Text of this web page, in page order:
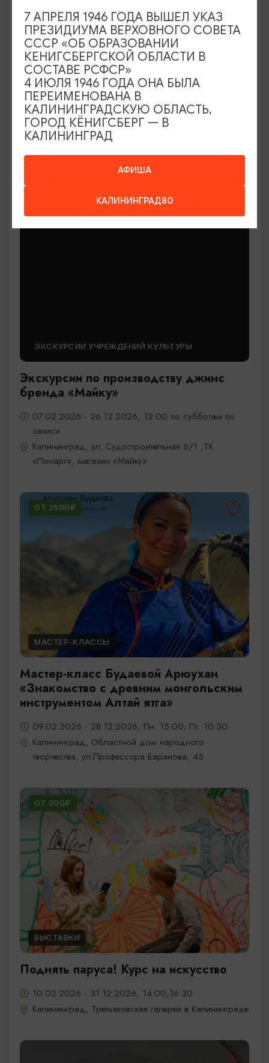
МАСТЕР-КЛАССЫ
Мастер-классы по керамике Елены
Бодяковой
Калининград, ул. Баранова, 45
ЭКСКУРСИИ УЧРЕЖДЕНИЙ КУЛЬТУРЫ
Экскурсии по производству джинс
бренда «Майку»
07.02.2026 - 26.12.2026, 12:00 по субботам по
записи
Калининград, ул. Судостроительная 6/1 ,ТК
«Понарт», магазин «Майку»
ОТ 2500₽
МАСТЕР-КЛАССЫ
Мастер-класс Будаевой Арюухан
«Знакомство с древним монгольским
инструментом Алтай ятга»
09.02.2026 - 28.12.2026, Пн. 15:00; Пт. 10:30
Калининград, Областной дом народного
творчества, ул.Профессора Баранова, 45
ОТ 200₽
ВЫСТАВКИ
Поднять паруса! Курс на искусство
10.02.2026 - 31.12.2026, 14:00,16:30
Калининград, Третьяковская галерея в Калининграде
АФИША
КАЛИНИНГРАД80
7 АПРЕЛЯ 1946 ГОДА ВЫШЕЛ УКАЗ
ПРЕЗИДИУМА ВЕРХОВНОГО СОВЕТА
СССР «ОБ ОБРАЗОВАНИИ
КЕНИГСБЕРГСКОЙ ОБЛАСТИ В
СОСТАВЕ РСФСР»
4 ИЮЛЯ 1946 ГОДА ОНА БЫЛА
ПЕРЕИМЕНОВАНА В
КАЛИНИНГРАДСКУЮ ОБЛАСТЬ,
ГОРОД КЁНИГСБЕРГ — В
КАЛИНИНГРАД